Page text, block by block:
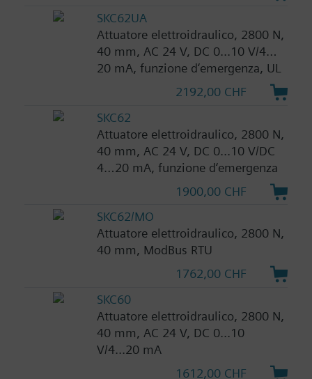
SKC62UA
Attuatore elettroidraulico, 2800 N,
40 mm, AC 24 V, DC 0...10 V/4…
20 mA, funzione d‘emergenza, UL
2192,00 CHF
SKC62
Attuatore elettroidraulico, 2800 N,
40 mm, AC 24 V, DC 0...10 V/DC
4…20 mA, funzione d‘emergenza
1900,00 CHF
SKC62/MO
Attuatore elettroidraulico, 2800 N,
40 mm, ModBus RTU
1762,00 CHF
SKC60
Attuatore elettroidraulico, 2800 N,
40 mm, AC 24 V, DC 0...10
V/4...20 mA
1612,00 CHF